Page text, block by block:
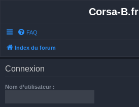
Corsa-B.fr
FAQ
Index du forum
Connexion
Nom d’utilisateur :